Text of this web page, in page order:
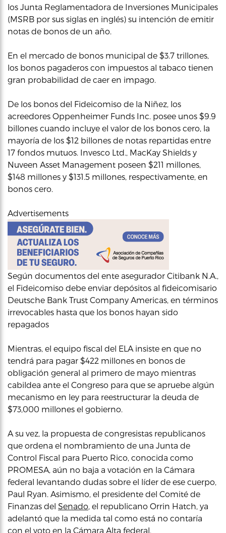
los Junta Reglamentadora de Inversiones Municipales
(MSRB por sus siglas en inglés) su intención de emitir
notas de bonos de un año.
En el mercado de bonos municipal de $3.7 trillones,
los bonos pagaderos con impuestos al tabaco tienen
gran probabilidad de caer en impago.
De los bonos del Fideicomiso de la Niñez, los
acreedores Oppenheimer Funds Inc. posee unos $9.9
billones cuando incluye el valor de los bonos cero, la
mayoría de los $12 billones de notas repartidas entre
17 fondos mutuos. Invesco Ltd., MacKay Shields y
Nuveen Asset Management poseen $211 millones,
$148 millones y $131.5 millones, respectivamente, en
bonos cero.
Advertisements
Según documentos del ente asegurador Citibank N.A.,
el Fideicomiso debe enviar depósitos al fideicomisario
Deutsche Bank Trust Company Americas, en términos
irrevocables hasta que los bonos hayan sido
repagados
Mientras, el equipo fiscal del ELA insiste en que no
tendrá para pagar $422 millones en bonos de
obligación general al primero de mayo mientras
cabildea ante el Congreso para que se apruebe algún
mecanismo en ley para reestructurar la deuda de
$73,000 millones el gobierno.
A su vez, la propuesta de congresistas republicanos
que ordena el nombramiento de una Junta de
Control Fiscal para Puerto Rico, conocida como
PROMESA, aún no baja a votación en la Cámara
federal levantando dudas sobre el líder de ese cuerpo,
Paul Ryan. Asimismo, el presidente del Comité de
Finanzas del Senado, el republicano Orrin Hatch, ya
adelantó que la medida tal como está no contaría
con el voto en la Cámara Alta federal.